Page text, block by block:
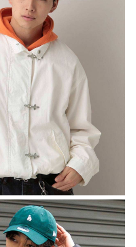
有限公司」（以下簡稱本公司）所提供，讓
買商品或服務，並由商店將買賣／分期付款
約使用本公司帳單繳交帳款。
分期」之契約關係目的，商店將以您的個人
提供予台灣大哥大進項蒐集、處理及利用，
所需資料之確認、核對及更正。
下連結：
https://oppay.tw/userRule
，點擊此簡訊中的連結，可透過四大超商／
行付款，方視為交易完成。
需立刻繳費，但若您需要取消訂單，請聯絡
取消之訂單仍視為有效，需透過AFTEE先享
享後付 」之結帳頁面顯示為準，若有關於
退款等相關疑問，請聯繫「AFTEE先享後付
support/home
司提供之「AFTEE先享後付」服務完成之交
供個人資料，並將交易相關給付款項請求債
。
瀏覽以下網址：https://aftee.tw/terms/#terms3
法定代理人或監護人之同意方可使用
意申辦者引起之損失，本公司不負相關責
，將依據個別帳號之用戶狀況，依本公司即
仍有額度不足之情形，本公司將視審查結果
用他人資訊註冊。若發現惡意使用之情形，
止該用戶之使用額度並採取法律行動。
以上)免運費
以上)免運費
以上)免運費